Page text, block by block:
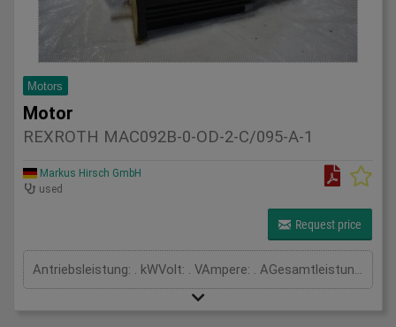
Motors
Motor
REXROTH MAC092B-0-OD-2-C/095-A-1
Markus Hirsch GmbH
used
Request price